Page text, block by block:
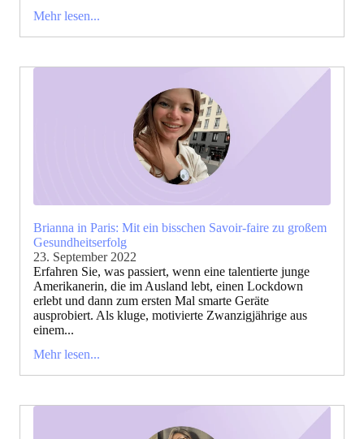
Mehr lesen...
Brianna in Paris: Mit ein bisschen Savoir-faire zu großem
Gesundheitserfolg
23. September 2022
Erfahren Sie, was passiert, wenn eine talentierte junge
Amerikanerin, die im Ausland lebt, einen Lockdown
erlebt und dann zum ersten Mal smarte Geräte
ausprobiert. Als kluge, motivierte Zwanzigjährige aus
einem...
Mehr lesen...